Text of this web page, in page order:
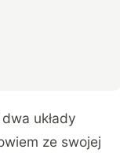
układy
ze swojej